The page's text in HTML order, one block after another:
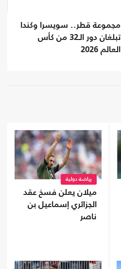
مجموعة قطر.. سويسرا وكندا
تبلغان دور الـ32 من كأس
العالم 2026
رياضة دولية
ميلان يعلن فسخ عقد
الجزائري إسماعيل بن
ناصر